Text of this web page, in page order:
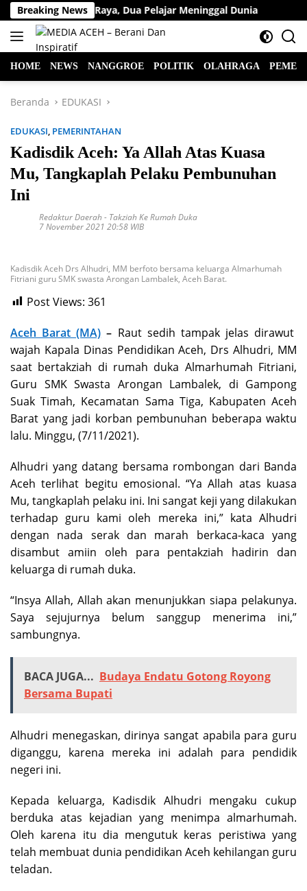
Langsung
ke
konten
Breaking News
Lintas di Jalan Raya, Dua Pelajar Meninggal Dunia
HOME NEWS NANGGROE POLITIK OLAHRAGA
Beranda EDUKASI
EDUKASI, PEMERINTAHAN
Kadisdik Aceh: Ya Allah Atas Kuasa
Mu, Tangkaplah Pelaku Pembunuhan
Ini
Redaktur Daerah - Takziah Ke Rumah Duka
7 November 2021 20:58 WIB
Kadisdik Aceh Drs Alhudri, MM berfoto bersama keluarga Almarhumah
Fitriani guru SMK swasta Arongan Lambalek, Aceh Barat.
Post Views: 361
Aceh Barat (MA) – Raut sedih tampak jelas dirawut
wajah Kapala Dinas Pendidikan Aceh, Drs Alhudri, MM
saat bertakziah di rumah duka Almarhumah Fitriani,
Guru SMK Swasta Arongan Lambalek, di Gampong
Suak Timah, Kecamatan Sama Tiga, Kabupaten Aceh
Barat yang jadi korban pembunuhan beberapa waktu
lalu. Minggu, (7/11/2021).
Alhudri yang datang bersama rombongan dari Banda
Aceh terlihat begitu emosional. “Ya Allah atas kuasa
Mu, tangkaplah pelaku ini. Ini sangat keji yang dilakukan
terhadap guru kami oleh mereka ini,” kata Alhudri
dengan nada serak dan marah berkaca-kaca yang
disambut amiin oleh para pentakziah hadirin dan
keluarga di rumah duka.
“Insya Allah, Allah akan menunjukkan siapa pelakunya.
Saya sejujurnya belum sanggup menerima ini,”
sambungnya.
BACA JUGA... Budaya Endatu Gotong Royong
Bersama Bupati
Alhudri menegaskan, dirinya sangat apabila para guru
diganggu, karena mereka ini adalah para pendidik
negeri ini.
Kepada keluarga, Kadisdik Alhudri mengaku cukup
berduka atas kejadian yang menimpa almarhumah.
Oleh karena itu dia mengutuk keras peristiwa yang
telah membuat dunia pendidikan Aceh kehilangan guru
teladan.